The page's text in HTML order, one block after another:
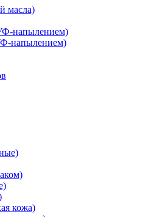
масла)
напылением)
напылением)
кожа)